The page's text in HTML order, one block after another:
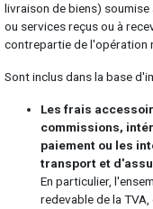
livraison de biens)
ou services reçus ou à
contrepartie de l'opération
Sont inclus dans la base
Les frais
commissions,
paiement ou les
transport et
En particulier,
redevable de la